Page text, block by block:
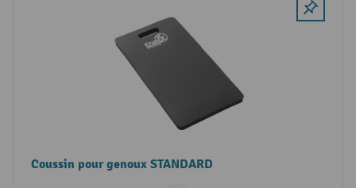
Coussin pour genoux STANDARD